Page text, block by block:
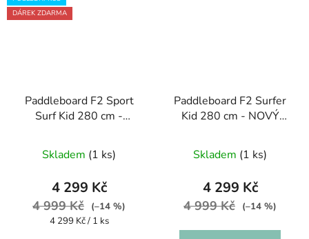
DÁREK ZDARMA
Paddleboard F2 Sport
Surf Kid 280 cm -
Skladem (1 ks)
4 299 Kč
4 999 Kč
(–14 %)
Měrná
4 299 Kč / 1 ks
Paddleboard F2 Surfer
Kid 280 cm - NOVÝ
Skladem (1 ks)
4 299 Kč
4 999 Kč (–14 %)